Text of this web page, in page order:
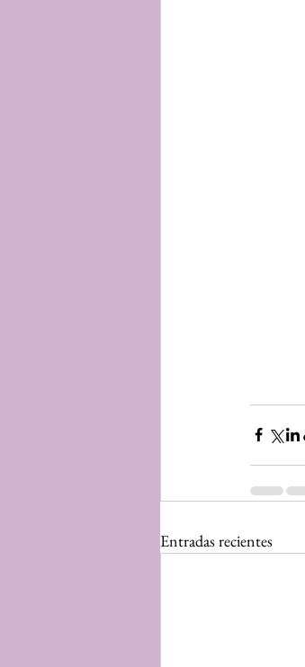
Entradas recientes